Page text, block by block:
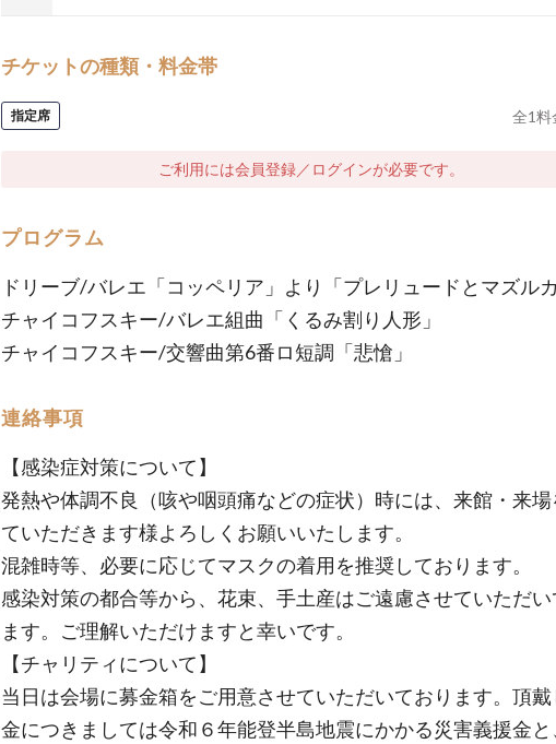
チケットの種類・料金帯
指定席 全1料
ご利用には会員登録／ログインが必要です。
プログラム
ドリーブ/バレエ「コッペリア」より「プレリュードとマズルカ
チャイコフスキー/バレエ組曲「くるみ割り人形」
チャイコフスキー/交響曲第6番ロ短調「悲愴」
連絡事項
【感染症対策について】
発熱や体調不良（咳や咽頭痛などの症状）時には、来館・来場
ていただきます様よろしくお願いいたします。
混雑時等、必要に応じてマスクの着用を推奨しております。
感染対策の都合等から、花束、手土産はご遠慮させていただい
ます。ご理解いただけますと幸いです。
【チャリティについて】
当日は会場に募金箱をご用意させていただいております。頂戴
金につきましては令和６年能登半島地震にかかる災害義援金と